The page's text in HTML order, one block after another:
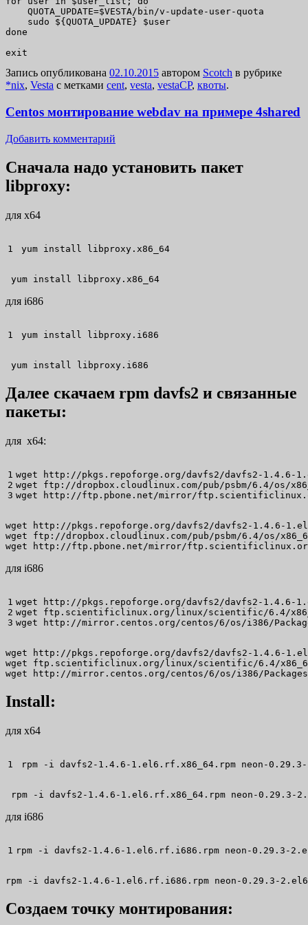
    QUOTA_UPDATE=$VESTA/bin/v-update-user-quota
    sudo ${QUOTA_UPDATE} $user
done
exit
Запись опубликована 02.10.2015 автором Scotch в рубрике
*nix, Vesta с метками cent, vesta, vestaCP, квоты.
Centos монтирование webdav на примере 4shared
Добавить комментарий
Сначала надо установить пакет
libproxy:
для x64
yum install libproxy.x86_64
yum install libproxy.x86_64
для i686
yum install libproxy.i686
yum install libproxy.i686
Далее скачаем rpm davfs2 и связанные
пакеты:
для x64:
1
2
wget http: //pkgs.repoforge.org/davfs2/davfs2-1.4.6- 1
wget ftp: //dropbox.cloudlinux.com/pub/psbm/6.4/os/
wget http: //ftp.pbone.net/mirror/
wget http://pkgs.repoforge.org/davfs2/davfs2-1.4.6-
wget ftp://dropbox.cloudlinux.com/pub/psbm/6.4/os/
wget http://ftp.pbone.net/mirror/
для i686
1
2
wget http: //pkgs.repoforge.org/davfs2/davfs2-1.4.6- 1
wget ftp.scientificlinux.org/ linux/scientific/6.4/
wget http: //mirror.centos.org/centos/6/os/i386/
wget http://pkgs.repoforge.org/davfs2/davfs2-1.4.6-
wget ftp.scientificlinux.org/linux/scientific/6.4/
wget http://mirror.centos.org/centos/6/os/i386/
Install:
для x64
rpm -i davfs2-1.4.6- 1 .el6.rf.x86_64.rpm neon-0.29.3-
rpm -i davfs2-1.4.6-1.el6.rf.x86_64.rpm neon-0.29.3-
для i686
rpm -i davfs2-1.4.6- 1 .el6.rf.i686.rpm neon-0.29.3- 2
rpm -i davfs2-1.4.6-1.el6.rf.i686.rpm neon-0.29.3-
Создаем точку монтирования: